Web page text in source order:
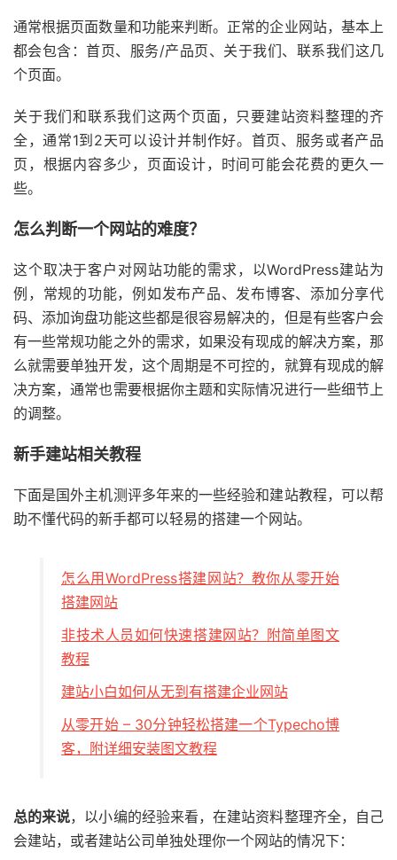
通常根据页面数量和功能来判断。正常的企业网站，基本上
都会包含：首页、服务/产品页、关于我们、联系我们这几
个页面。
关于我们和联系我们这两个页面，只要建站资料整理的齐
全，通常1到2天可以设计并制作好。首页、服务或者产品
页，根据内容多少，页面设计，时间可能会花费的更久一
些。
怎么判断一个网站的难度？
这个取决于客户对网站功能的需求，以WordPress建站为
例，常规的功能，例如发布产品、发布博客、添加分享代
码、添加询盘功能这些都是很容易解决的，但是有些客户会
有一些常规功能之外的需求，如果没有现成的解决方案，那
么就需要单独开发，这个周期是不可控的，就算有现成的解
决方案，通常也需要根据你主题和实际情况进行一些细节上
的调整。
新手建站相关教程
下面是国外主机测评多年来的一些经验和建站教程，可以帮
助不懂代码的新手都可以轻易的搭建一个网站。
怎么用WordPress搭建网站？教你从零开始
搭建网站
非技术人员如何快速搭建网站？附简单图文
教程
建站小白如何从无到有搭建企业网站
从零开始 – 30分钟轻松搭建一个Typecho博
客，附详细安装图文教程
总的来说，以小编的经验来看，在建站资料整理齐全，自己
会建站，或者建站公司单独处理你一个网站的情况下：